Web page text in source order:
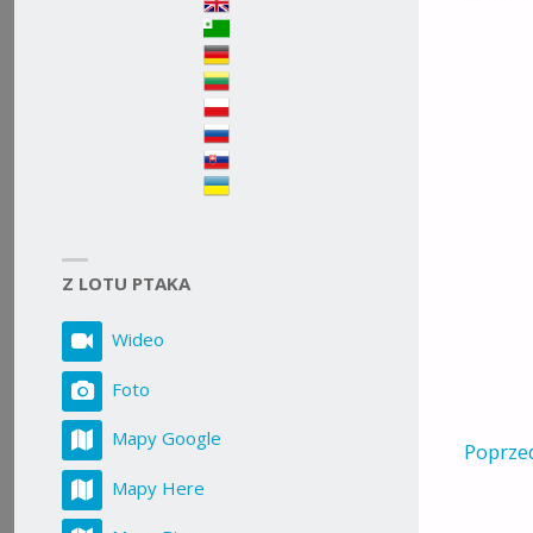
Z LOTU PTAKA
Wideo
Foto
Mapy Google
Mapy Here